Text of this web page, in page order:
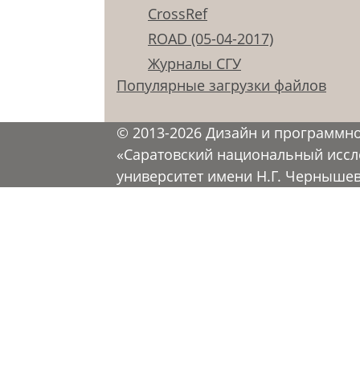
CrossRef
ROAD (05-04-2017)
Журналы СГУ
Популярные загрузки файлов
© 2013-2026 Дизайн и
«Саратовский национальный
университет имени Н.Г.